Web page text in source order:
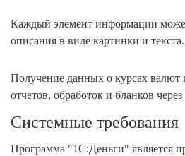
Каждый элемент информации
описания в виде картинки и текста.
Получение данных о курсах
отчетов, обработок и бланков
Системные требования
Программа "1С:Деньги" является